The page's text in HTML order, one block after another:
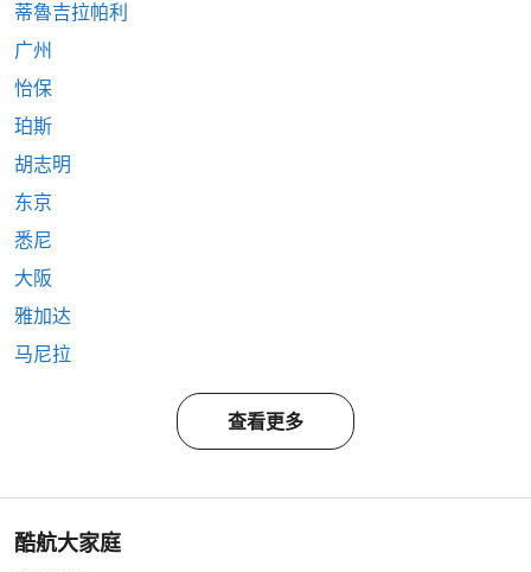
蒂魯吉拉帕利
广州
怡保
珀斯
胡志明
东京
悉尼
大阪
雅加达
马尼拉
查看更多
酷航大家庭